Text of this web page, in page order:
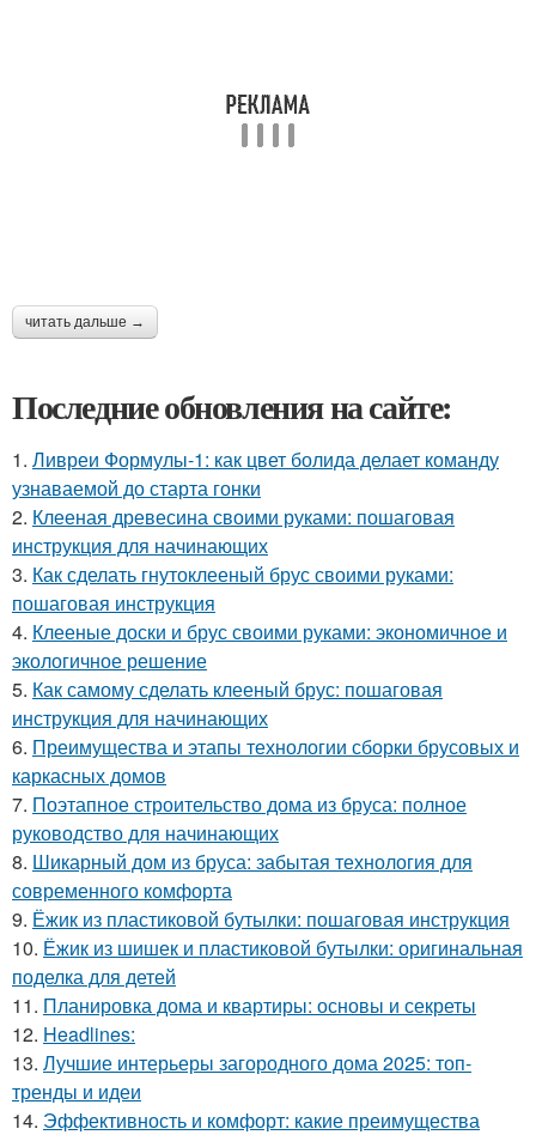
читать дальше →
Последние обновления на сайте:
1. Ливреи Формулы-1: как цвет болида делает команду
узнаваемой до старта гонки
2. Клееная древесина своими руками: пошаговая
инструкция для начинающих
3. Как сделать гнутоклееный брус своими руками:
пошаговая инструкция
4. Клееные доски и брус своими руками: экономичное и
экологичное решение
5. Как самому сделать клееный брус: пошаговая
инструкция для начинающих
6. Преимущества и этапы технологии сборки брусовых и
каркасных домов
7. Поэтапное строительство дома из бруса: полное
руководство для начинающих
8. Шикарный дом из бруса: забытая технология для
современного комфорта
9. Ёжик из пластиковой бутылки: пошаговая инструкция
10. Ёжик из шишек и пластиковой бутылки: оригинальная
поделка для детей
11. Планировка дома и квартиры: основы и секреты
12. Headlines:
13. Лучшие интерьеры загородного дома 2025: топ-
тренды и идеи
14. Эффективность и комфорт: какие преимущества